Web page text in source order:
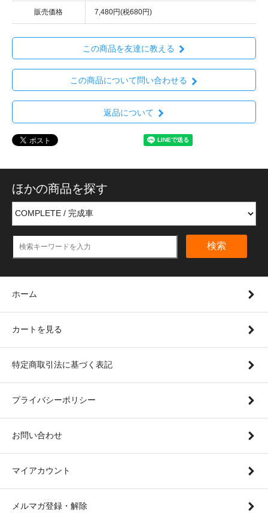
販売価格 7,480円(税680円)
この商品を友達に教える
この商品について問い合わせる
返品について
ほかの商品を探す
検索
ホーム
カートを見る
特定商取引法に基づく表記
プライバシーポリシー
お問い合わせ
マイアカウント
メルマガ登録・解除